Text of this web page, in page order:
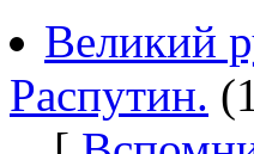
Великий
Распутин.